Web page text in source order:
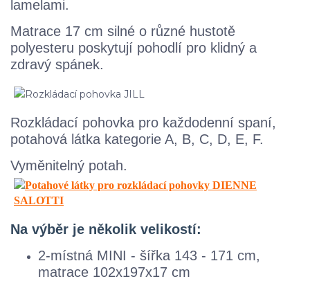
lamelami.
Matrace 17 cm silné o různé hustotě
polyesteru poskytují pohodlí pro klidný a
zdravý spánek.
Rozkládací pohovka pro každodenní spaní,
potahová látka kategorie A, B, C, D, E, F.
Vyměnitelný potah.
Na výběr je několik velikostí:
2-místná MINI - šířka 143 - 171 cm,
matrace 102x197x17 cm